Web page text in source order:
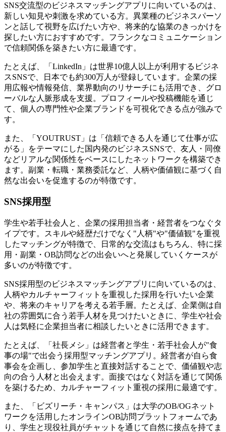
SNS交流型のビジネスマッチングアプリに向いているのは、
新しい知見や刺激を求めている方。異業種のビジネスパーソ
ンと話して視野を広げたい方や、将来的な協業のきっかけを
探したい方におすすめです。フランクなコミュニケーション
で信頼関係を築きたい方に最適です。
たとえば、「LinkedIn」は世界10億人以上が利用するビジネ
スSNSで、日本でも約300万人が登録しています。企業の採
用広報や情報発信、業界動向のリサーチにも活用でき、グロ
ーバルな人脈形成を支援。プロフィールや投稿機能を通じ
て、個人の専門性や企業ブランドを可視化できる点が強みで
す。
また、「YOUTRUST」は「信頼できる人を通じて仕事が広
がる」をテーマにした国内発のビジネスSNSで、友人・同僚
などリアルな関係性をベースにしたネットワークを構築でき
ます。副業・転職・業務委託など、人柄や価値観に基づく自
然な出会いを促進するのが特徴です。
SNS採用型
学生や若手社会人と、企業の採用担当者・経営者をつなぐタ
イプです。スキルや経歴だけでなく"人柄"や"価値観"を重視
したマッチングが特徴で、日常的な交流はもちろん、特に採
用・副業・OB訪問などの出会いへと発展していくケースが
多いのが特徴です。
SNS採用型のビジネスマッチングアプリに向いているのは、
人柄やカルチャーフィットを重視した採用を行いたい企業
や、将来のキャリアを考える若手層。たとえば、企業側は自
社の雰囲気に合う若手人材を見つけたいときに、学生や社会
人は気軽に企業担当者に相談したいときに活用できます。
たとえば、「社長メシ」は経営者と学生・若手社会人が"食
事の場"で出会う採用型マッチングアプリ。経営者が自ら食
事会を企画し、参加学生と直接対話することで、価値観や志
向の合う人材と出会えます。面接ではなく対話を通じて関係
を築けるため、カルチャーフィット重視の採用に最適です。
また、「ビズリーチ・キャンパス」は大学のOB/OGネット
ワークを活用したオンラインOB訪問プラットフォームであ
り、学生と現役社員がチャットを通じて自然に接点を持てま